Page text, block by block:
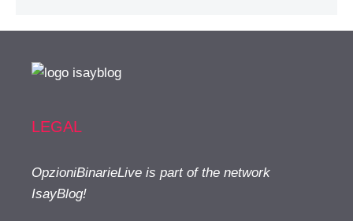
LEGAL
OpzioniBinarieLive is part of the network
IsayBlog!